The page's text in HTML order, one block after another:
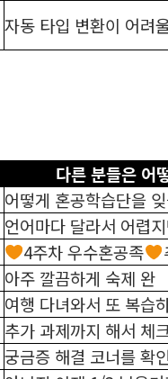
자동 타입 변환이 어려
다른 분들은 어
어떻게 혼공학습단을
언어마다 달라서 어렵
4주차 우수혼공족
아주 깔끔하게 숙제 완
여행 다녀와서 또 복습
추가 과제까지 해서 체
궁금증 해결 코너를 확